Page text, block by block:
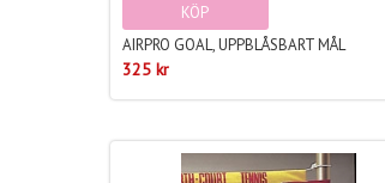
KÖP
AIRPRO GOAL, UPPBLÅSBART MÅL
325 kr